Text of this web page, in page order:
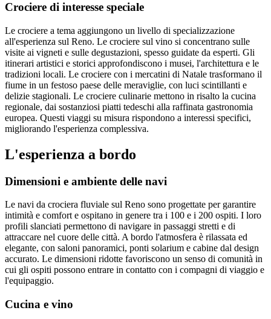
Crociere di interesse speciale
Le crociere a tema aggiungono un livello di specializzazione
all'esperienza sul Reno. Le crociere sul vino si concentrano sulle
visite ai vigneti e sulle degustazioni, spesso guidate da esperti. Gli
itinerari artistici e storici approfondiscono i musei, l'architettura e le
tradizioni locali. Le crociere con i mercatini di Natale trasformano il
fiume in un festoso paese delle meraviglie, con luci scintillanti e
delizie stagionali. Le crociere culinarie mettono in risalto la cucina
regionale, dai sostanziosi piatti tedeschi alla raffinata gastronomia
europea. Questi viaggi su misura rispondono a interessi specifici,
migliorando l'esperienza complessiva.
L'esperienza a bordo
Dimensioni e ambiente delle navi
Le navi da crociera fluviale sul Reno sono progettate per garantire
intimità e comfort e ospitano in genere tra i 100 e i 200 ospiti. I loro
profili slanciati permettono di navigare in passaggi stretti e di
attraccare nel cuore delle città. A bordo l'atmosfera è rilassata ed
elegante, con saloni panoramici, ponti solarium e cabine dal design
accurato. Le dimensioni ridotte favoriscono un senso di comunità in
cui gli ospiti possono entrare in contatto con i compagni di viaggio e
l'equipaggio.
Cucina e vino